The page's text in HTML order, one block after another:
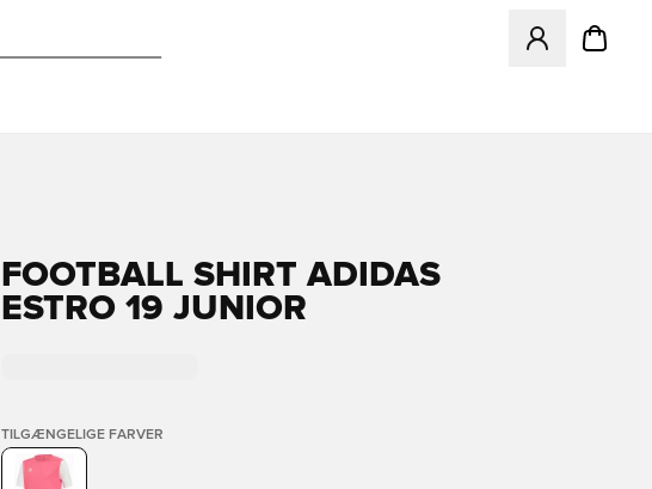
Åbner en
FOOTBALL SHIRT ADIDAS
ESTRO 19 JUNIOR
TILGÆNGELIGE FARVER